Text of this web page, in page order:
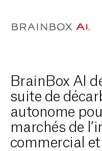
BrainBox AI
suite de
autonome
marchés de
commercial